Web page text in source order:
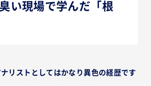
い現場で学んだ「根
リストとしてはかなり異色の経歴です